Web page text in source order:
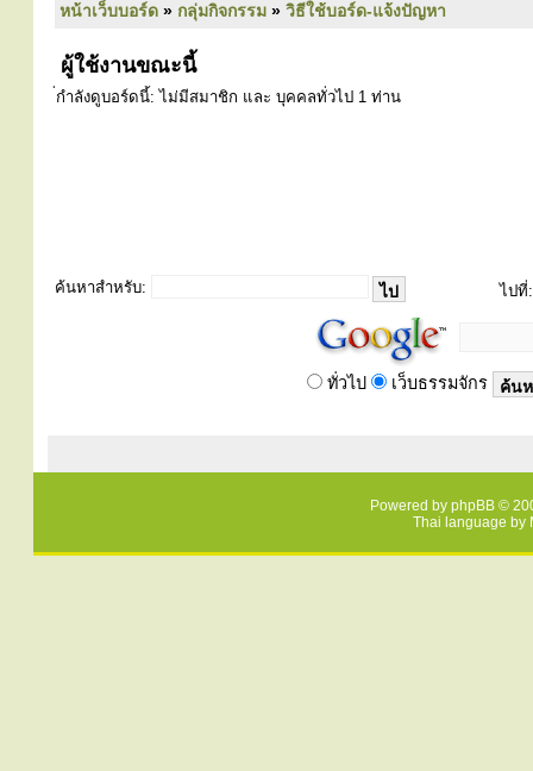
หน้าเว็บบอร์ด » กลุ่มกิจกรรม » วิธีใช้บอร์ด-แจ้งปัญหา
ผู้ใช้งานขณะนี้
่กำลังดูบอร์ดนี้: ไม่มีสมาชิก และ บุคคลทั่วไป 1 ท่าน
ค้นหาสำหรับ: ไปที่:
ทั่วไป เว็บธรรมจักร
Powered by phpBB ©
Thai language by